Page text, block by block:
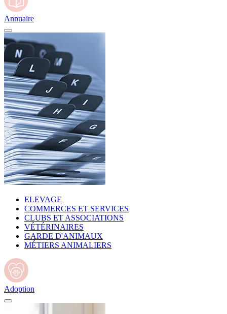
Annuaire
ELEVAGE
COMMERCES ET SERVICES
CLUBS ET ASSOCIATIONS
VÉTÉRINAIRES
GARDE D'ANIMAUX
MÉTIERS ANIMALIERS
Adoption